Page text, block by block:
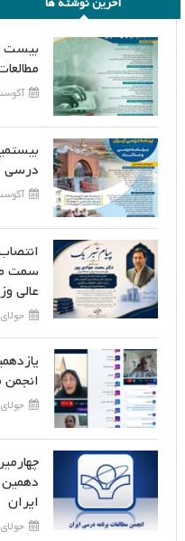
بیست
آگوست 2,
درسی
آگوست 2,
سمت
عالی
جولای 27, 2026
انجمن
جولای 27, 2026
دهمین
ایران
جولای 23, 2026